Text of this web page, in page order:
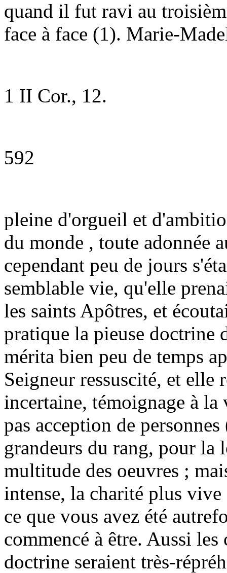
quand il fut ravi au
face à face (1). Marie-
1 II Cor., 12.
592
pleine d'orgueil et
du monde , toute adonnée
cependant peu de jours
semblable vie, qu'elle
les saints Apôtres, et
pratique la pieuse doctrine
mérita bien peu de temps
Seigneur ressuscité, et elle
incertaine, témoignage à
pas acception de
grandeurs du rang, pour la
multitude des oeuvres ;
intense, la charité plus
ce que vous avez été
commencé à être. Aussi
doctrine seraient très-